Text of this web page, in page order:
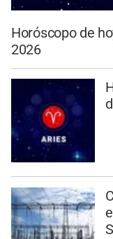
Horóscopo de
2026